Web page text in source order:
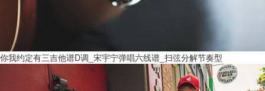
你我约定有三吉他谱D调_宋宇宁弹唱六线谱_扫弦分解节奏型